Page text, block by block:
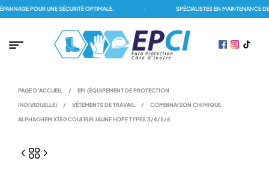
POUR UNE SÉCURITÉ OPTIMALE. SPÉCIALISTES EN MAINTENANCE DES
PAGE D'ACCUEIL / EPI (ÉQUIPEMENT DE PROTECTION
INDIVIDUELLE) / VÊTEMENTS DE TRAVAIL / COMBINAISON CHIMIQUE
ALPHACHEM X150 COULEUR JAUNE HDPE TYPES 3/4/5/6